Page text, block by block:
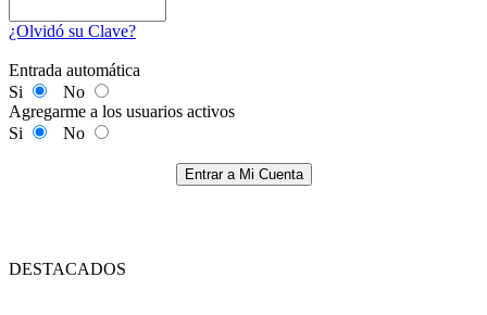
¿Olvidó su Clave?
Entrada automática
Si
No
Agregarme a los usuarios activos
Si
No
Entrar a Mi Cuenta
DESTACADOS